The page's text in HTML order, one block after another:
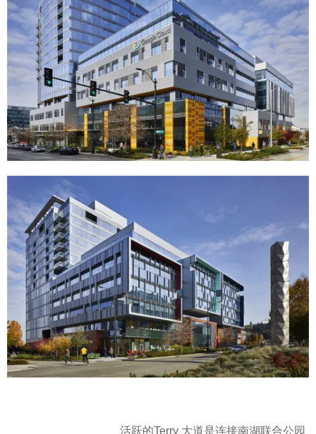
活跃的Terry 大道是连接南湖联合公园